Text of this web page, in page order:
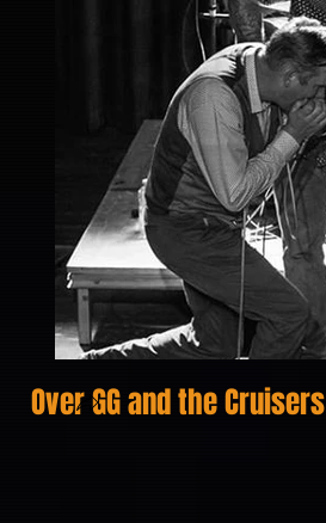
Over GG and the Cruisers